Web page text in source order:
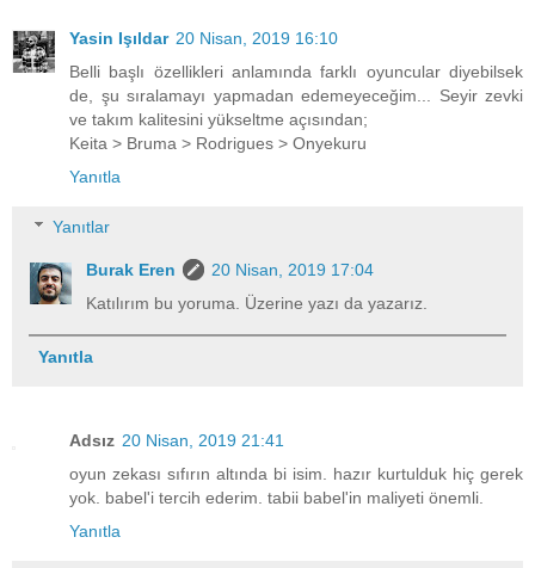
Yasin Işıldar 20 Nisan, 2019 16:10
Belli başlı özellikleri anlamında farklı oyuncular diyebilsek
de, şu sıralamayı yapmadan edemeyeceğim... Seyir zevki
ve takım kalitesini yükseltme açısından;
Keita > Bruma > Rodrigues > Onyekuru
Yanıtla
Yanıtlar
Burak Eren
20 Nisan, 2019 17:04
Katılırım bu yoruma. Üzerine yazı da yazarız.
Yanıtla
Adsız 20 Nisan, 2019 21:41
oyun zekası sıfırın altında bi isim. hazır kurtulduk hiç gerek
yok. babel'i tercih ederim. tabii babel'in maliyeti önemli.
Yanıtla